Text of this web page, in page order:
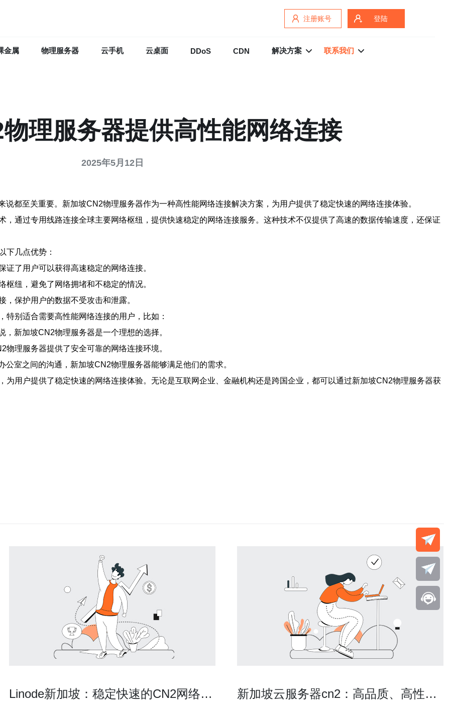
注册账号 登陆
金属 物理服务器 云手机 云桌面 DDoS CDN 解决方案 联系我们
理服务器提供高性能网络连接
2025年5月12日
都至关重要。新加坡CN2物理服务器作为一种高性能网络连接解决方案，为用户提供了稳定快速的网络连接体验。
通过专用线路连接全球主要网络枢纽，提供快速稳定的网络连接服务。这种技术不仅提供了高速的数据传输速度，还保证
下几点优势：
了用户可以获得高速稳定的网络连接。
纽，避免了网络拥堵和不稳定的情况。
保护用户的数据不受攻击和泄露。
别适合需要高性能网络连接的用户，比如：
新加坡CN2物理服务器是一个理想的选择。
理服务器提供了安全可靠的网络连接环境。
室之间的沟通，新加坡CN2物理服务器能够满足他们的需求。
用户提供了稳定快速的网络连接体验。无论是互联网企业、金融机构还是跨国企业，都可以通过新加坡CN2物理服务器获
Linode新加坡：稳定快速的CN2网络体
新加坡云服务器cn2：高品质、高性能